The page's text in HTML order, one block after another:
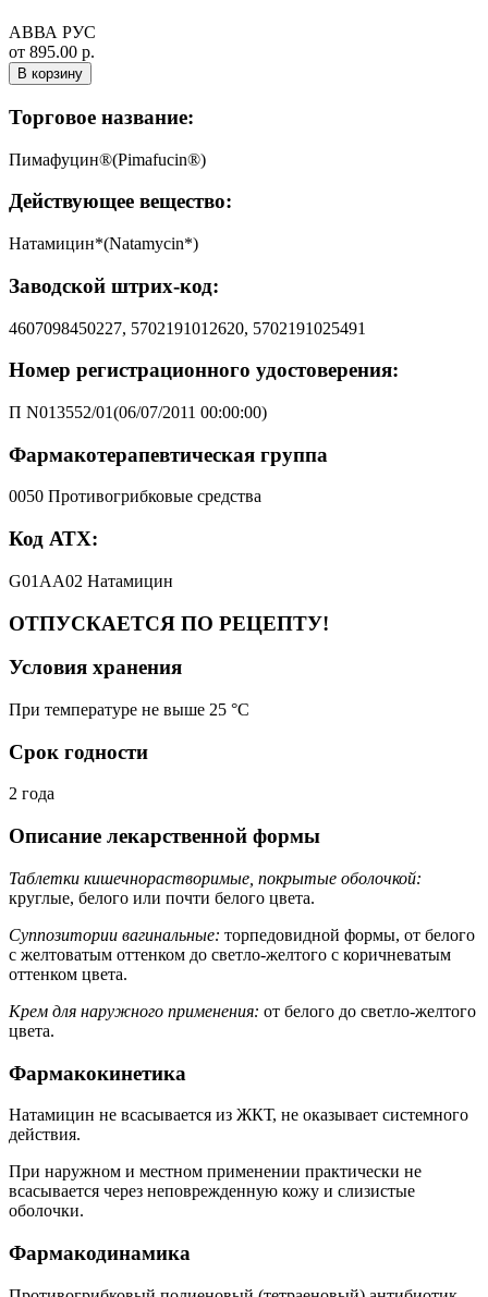
АВВА РУС
от 895.00 р.
В корзину
Торговое название:
Пимафуцин®(Pimafucin®)
Действующее вещество:
Натамицин*(Natamycin*)
Заводской штрих-код:
4607098450227, 5702191012620, 5702191025491
Номер регистрационного удостоверения:
П N013552/01(06/07/2011 00:00:00)
Фармакотерапевтическая группа
0050 Противогрибковые средства
Код АТХ:
G01AA02 Натамицин
ОТПУСКАЕТСЯ ПО РЕЦЕПТУ!
Условия хранения
При температуре не выше 25 °C
Срок годности
2 года
Описание лекарственной формы
Таблетки кишечнорастворимые, покрытые оболочкой:
круглые, белого или почти белого цвета.
Суппозитории вагинальные: торпедовидной формы, от белого
с желтоватым оттенком до светло-желтого с коричневатым
оттенком цвета.
Крем для наружного применения: от белого до светло-желтого
цвета.
Фармакокинетика
Натамицин не всасывается из ЖКТ, не оказывает системного
действия.
При наружном и местном применении практически не
всасывается через неповрежденную кожу и слизистые
оболочки.
Фармакодинамика